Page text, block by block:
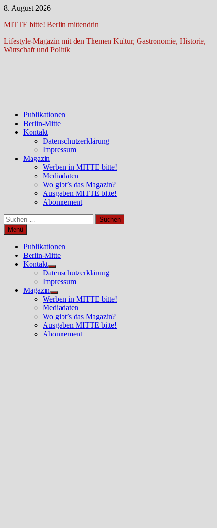
Zum
springen
8. August 2026
MITTE bitte! Berlin mittendrin
Lifestyle-Magazin mit den Themen Kultur, Gastronomie, Historie,
Wirtschaft und Politik
Publikationen
Berlin-Mitte
Kontakt
Datenschutzerklärung
Impressum
Magazin
Werben in MITTE bitte!
Mediadaten
Wo gibt’s das Magazin?
Ausgaben MITTE bitte!
Abonnement
Suchen
nach:
Menü
Publikationen
Berlin-Mitte
Kontakt
Untermenü
anzeigen
Datenschutzerklärung
Impressum
Magazin
Untermenü
anzeigen
Werben in MITTE bitte!
Mediadaten
Wo gibt’s das Magazin?
Ausgaben MITTE bitte!
Abonnement